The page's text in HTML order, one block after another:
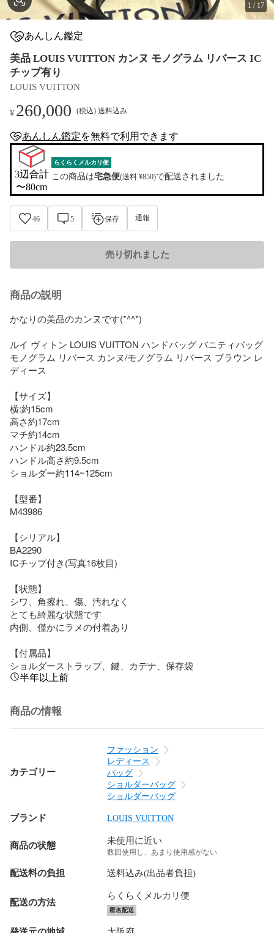
1 / 17
あんしん鑑定
美品 LOUIS VUITTON カンヌ モノグラム リバース IC
チップ有り
LOUIS VUITTON
¥260,000 (税込) 送料込み
anshin-appraisal-tag
あんしん鑑定を無料で利用できます
3辺合計
〜80cm
らくらくメルカリ便
この商品は宅急便(送料 ¥850)で配送されました
46 5 保存 通報
売り切れました
商品の説明
かなりの美品のカンヌです(*^^*)
ルイ ヴィトン LOUIS VUITTON ハンドバッグ バニティバッグ
モノグラム リバース カンヌ/モノグラム リバース ブラウン レ
ディース
【サイズ】
横:約15cm
高さ約17cm
マチ約14cm
ハンドル約23.5cm
ハンドル高さ約9.5cm
ショルダー約114~125cm
【型番】
M43986
【シリアル】
BA2290
ICチップ付き(写真16枚目)
【状態】
シワ、角擦れ、傷、汚れなく
とても綺麗な状態です
内側、僅かにラメの付着あり
【付属品】
ショルダーストラップ、鍵、カデナ、保存袋
半年以上前
商品の情報
カテゴリー
ファッション
レディース
バッグ
ショルダーバッグ
ショルダーバッグ
ブランド LOUIS VUITTON
商品の状態 未使用に近い
数回使用し、あまり使用感がない
配送料の負担 送料込み(出品者負担)
配送の方法
らくらくメルカリ便
匿名配送